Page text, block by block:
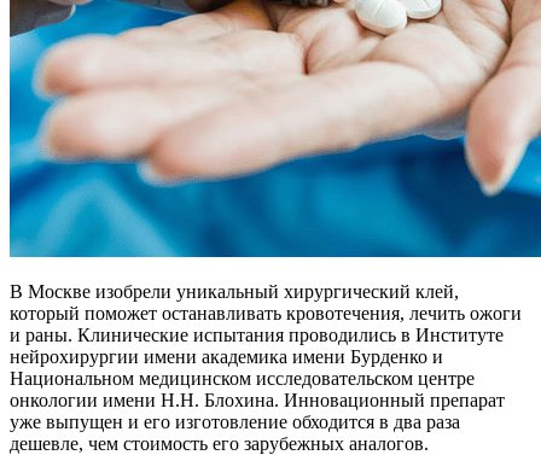
В Москве изобрели уникальный хирургический клей,
который поможет останавливать кровотечения, лечить ожоги
и раны. Клинические испытания проводились в Институте
нейрохирургии имени академика имени Бурденко и
Национальном медицинском исследовательском центре
онкологии имени Н.Н. Блохина. Инновационный препарат
уже выпущен и его изготовление обходится в два раза
дешевле, чем стоимость его зарубежных аналогов.